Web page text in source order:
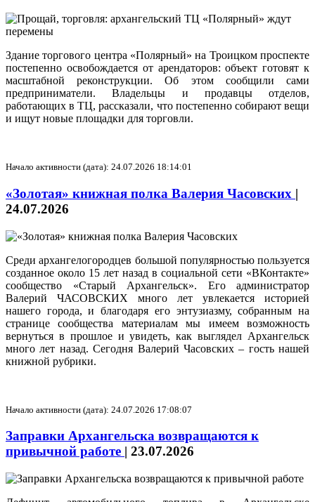
Здание торгового центра «Полярный» на Троицком проспекте
постепенно освобождается от арендаторов: объект готовят к
масштабной реконструкции. Об этом сообщили сами
предприниматели. Владельцы и продавцы отделов,
работающих в ТЦ, рассказали, что постепенно собирают вещи
и ищут новые площадки для торговли.
Начало активности (дата): 24.07.2026 18:14:01
«Золотая» книжная полка Валерия Часовских |
24.07.2026
Среди архангелогородцев большой популярностью пользуется
созданное около 15 лет назад в социальной сети «ВКонтакте»
сообщество «Старый Архангельск». Его администратор
Валерий ЧАСОВСКИХ много лет увлекается историей
нашего города, и благодаря его энтузиазму, собранным на
странице сообщества материалам мы имеем возможность
вернуться в прошлое и увидеть, как выглядел Архангельск
много лет назад. Сегодня Валерий Часовских – гость нашей
книжной рубрики.
Начало активности (дата): 24.07.2026 17:08:07
Заправки Архангельска возвращаются к
привычной работе | 23.07.2026